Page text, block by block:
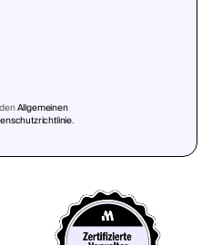
Allgemeinen
.